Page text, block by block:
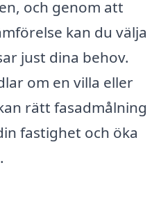
och genom att
kan du välja
just dina behov.
om en villa eller
rätt fasadmålning
fastighet och öka